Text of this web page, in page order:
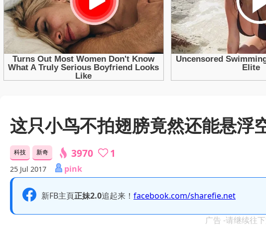
这只小鸟不拍翅膀竟然还能悬浮
科技 新奇 3970 1
25 Jul 2017 pink
新FB主頁正妹2.0追起来！ facebook.com/sharefie.net
广告 -请继续往